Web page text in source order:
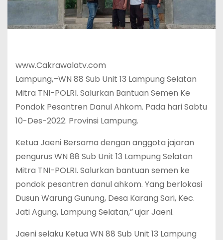
www.Cakrawalatv.com
Lampung,–WN 88 Sub Unit 13 Lampung Selatan
Mitra TNI-POLRI. Salurkan Bantuan Semen Ke
Pondok Pesantren Danul Ahkom. Pada hari Sabtu
10-Des-2022. Provinsi Lampung.
Ketua Jaeni Bersama dengan anggota jajaran
pengurus WN 88 Sub Unit 13 Lampung Selatan
Mitra TNI-POLRI. Salurkan bantuan semen ke
pondok pesantren danul ahkom. Yang berlokasi
Dusun Warung Gunung, Desa Karang Sari, Kec.
Jati Agung, Lampung Selatan,” ujar Jaeni.
Jaeni selaku Ketua WN 88 Sub Unit 13 Lampung